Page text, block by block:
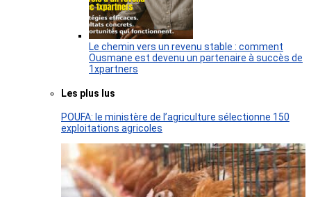
Le chemin vers un revenu stable : comment
Ousmane est devenu un partenaire à succès de
1xpartners
Les plus lus
POUFA: le ministère de l’agriculture sélectionne 150
exploitations agricoles